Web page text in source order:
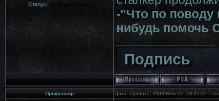
Статус:За Периметром
-"Что по
нибудь помочь
Подпись
Профессор Дата: Суббота, 2009-Июн-27, 18:05:05 |